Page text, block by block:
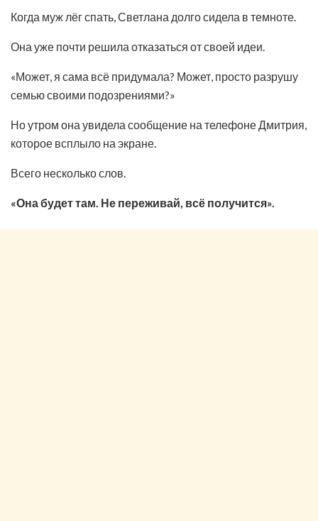
Когда муж лёг спать, Светлана долго сидела в темноте.
Она уже почти решила отказаться от своей идеи.
«Может, я сама всё придумала? Может, просто разрушу
семью своими подозрениями?»
Но утром она увидела сообщение на телефоне Дмитрия,
которое всплыло на экране.
Всего несколько слов.
«Она будет там. Не переживай, всё получится».